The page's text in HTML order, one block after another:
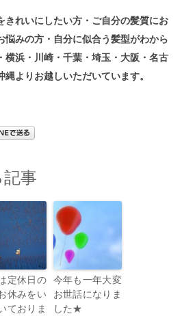
きれいにしたい方・ご自分の髪質にお
悩みの方・自分に似合う髪型がわから
横浜・川崎・千葉・埼玉・大阪・名古
よりお越しいただいています。
事
定休日の
休みをい
ておりま
今年も一年大変
お世話になりま
した★